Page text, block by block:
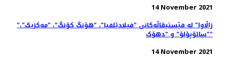
14 November 2021
"زاڵاوا" لە فێستیڤاڵەکانی "فیلادێلفیا"، "هۆنگ کۆنگ"، "مەکزیک"،
"سائۆپۆلۆ" و "دهۆک"
14 November 2021